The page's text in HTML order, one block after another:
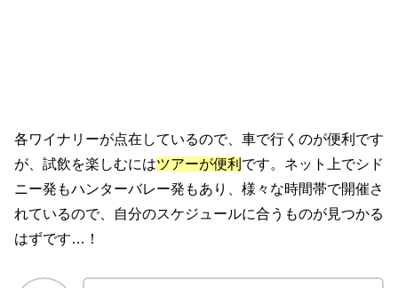
各ワイナリーが点在しているので、車で行くのが便利です
が、試飲を楽しむにはツアーが便利 です。ネット上でシド
ニー発もハンターバレー発もあり、様々な時間帯で開催さ
れているので、自分のスケジュールに合うものが見つかる
はずです…！